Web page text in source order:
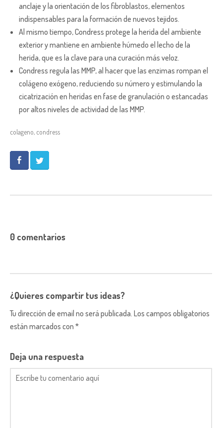
anclaje y la orientación de los fibroblastos, elementos
indispensables para la formación de nuevos tejidos.
Al mismo tiempo, Condress protege la herida del ambiente
exterior y mantiene en ambiente húmedo el lecho de la
herida, que es la clave para una curación más veloz.
Condress regula las MMP, al hacer que las enzimas rompan el
colágeno exógeno, reduciendo su número y estimulando la
cicatrización en heridas en fase de granulación o estancadas
por altos niveles de actividad de las MMP.
colageno, condress
0 comentarios
¿Quieres compartir tus ideas?
Tu dirección de email no será publicada. Los campos obligatorios
están marcados con *
Deja una respuesta